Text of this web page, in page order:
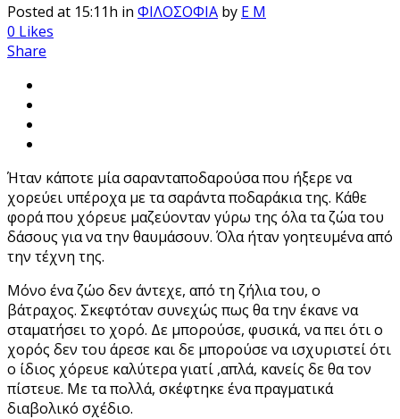
Posted at 15:11h in ΦΙΛΟΣΟΦΙΑ by E M
0 Likes
Share
Ήταν κάποτε μία σαρανταποδαρούσα που ήξερε να
χορεύει υπέροχα με τα σαράντα ποδαράκια της. Κάθε
φορά που χόρευε μαζεύονταν γύρω της όλα τα ζώα του
δάσους για να την θαυμάσουν. Όλα ήταν γοητευμένα από
την τέχνη της.
Μόνο ένα ζώο δεν άντεχε, από τη ζήλια του, ο
βάτραχος. Σκεφτόταν συνεχώς πως θα την έκανε να
σταματήσει το χορό. Δε μπορούσε, φυσικά, να πει ότι ο
χορός δεν του άρεσε και δε μπορούσε να ισχυριστεί ότι
ο ίδιος χόρευε καλύτερα γιατί ,απλά, κανείς δε θα τον
πίστευε. Με τα πολλά, σκέφτηκε ένα πραγματικά
διαβολικό σχέδιο.